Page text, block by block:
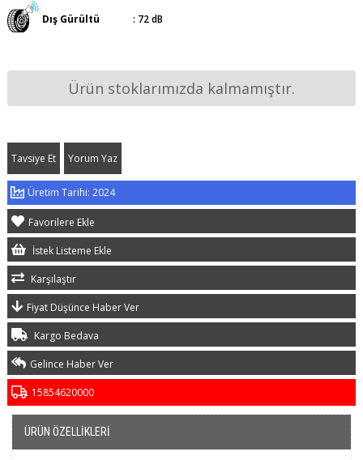
Dış Gürültü : 72 dB
Ürün stoklarımızda kalmamıştır.
Tavsiye Et Yorum Yaz
2024
Favorilere Ekle
İstek Listeme Ekle
Karşılaştır
Fiyat Düşünce Haber Ver
Kargo Bedava
Gelince Haber Ver
15854620000
ÜRÜN ÖZELLIKLERI